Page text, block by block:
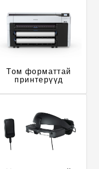
Том форматтай
принтерүүд